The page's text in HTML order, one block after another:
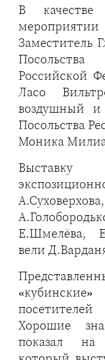
В
Заместитель
Российской
Ласо
воздушный и
Посольства
Моника
Е.Шмелёва,
вели
Хорошие
показал на